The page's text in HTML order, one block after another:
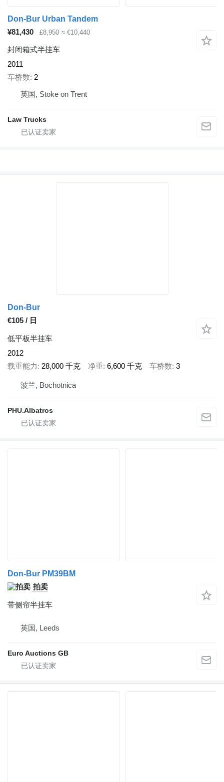
Don-Bur Urban Tandem
¥81,430
£8,950 ≈ €10,440
封闭箱式半挂车
2011
车桥数 2
英国, Stoke on Trent
Law Trucks
Don-Bur
€105 / 日
低平板半挂车
2012
载重能力
28,000 千克 净重 6,600 千克 车桥数 3
波兰, Bochotnica
PHU.Albatros
Don-Bur PM39BM
拍卖
带侧帘半挂车
英国, Leeds
Euro Auctions GB